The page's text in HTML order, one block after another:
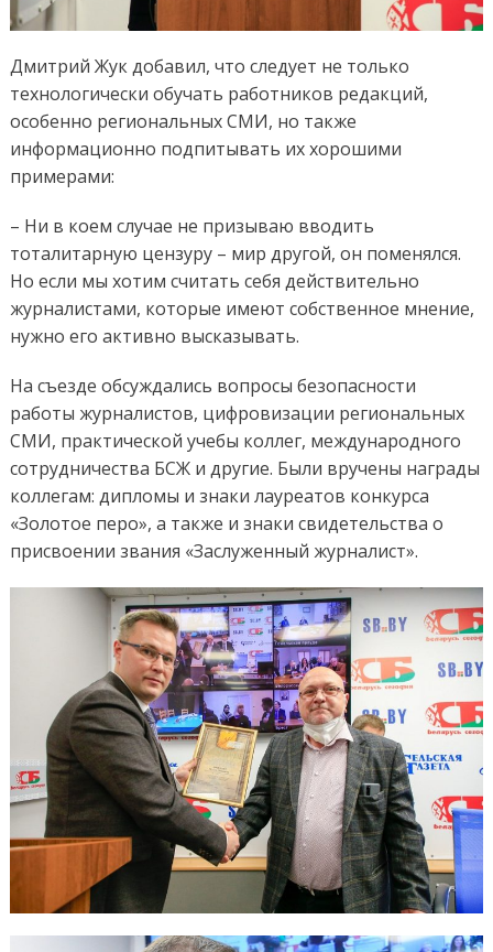
Дмитрий Жук добавил, что следует не только
технологически обучать работников редакций,
особенно региональных СМИ, но также
информационно подпитывать их хорошими
примерами:
– Ни в коем случае не призываю вводить
тоталитарную цензуру – мир другой, он поменялся.
Но если мы хотим считать себя действительно
журналистами, которые имеют собственное мнение,
нужно его активно высказывать.
На съезде обсуждались вопросы безопасности
работы журналистов, цифровизации региональных
СМИ, практической учебы коллег, международного
сотрудничества БСЖ и другие. Были вручены награды
коллегам: дипломы и знаки лауреатов конкурса
«Золотое перо», а также и знаки свидетельства о
присвоении звания «Заслуженный журналист».